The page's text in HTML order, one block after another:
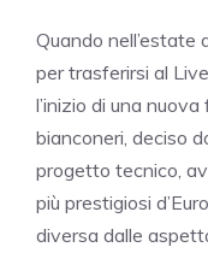
Quando nell’estate
per trasferirsi al
l’inizio di una nuova
bianconeri, deciso
progetto tecnico,
più prestigiosi
diversa dalle